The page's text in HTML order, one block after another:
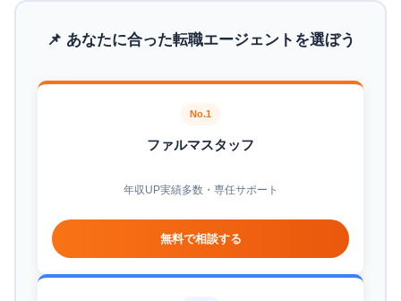
📌 あなたに合った転職エージェントを選ぼう
No.1
ファルマスタッフ
年収UP実績多数・専任サポート
無料で相談する